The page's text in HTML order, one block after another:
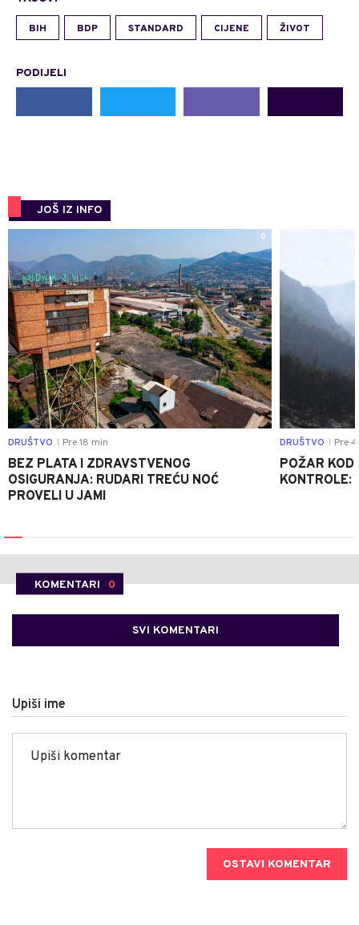
BIH BDP STANDARD CIJENE ŽIVOT
PODIJELI
JOŠ IZ INFO
0
DRUŠTVO Pre 18 min
BEZ PLATA I ZDRAVSTVENOG
OSIGURANJA: RUDARI TREĆU NOĆ
PROVELI U JAMI
DRUŠTVO Pre
POŽAR KOD
KONTROLE:
KOMENTARI 0
SVI KOMENTARI
Upiši ime
OSTAVI KOMENTAR